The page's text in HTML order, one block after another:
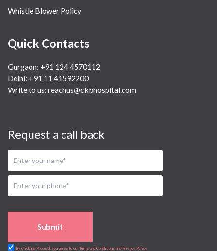
Whistle Blower Policy
Quick Contacts
Gurgaon: +91 124 4570112
Delhi: +91 11 41592200
Write to us: reachus@ckbhospital.com
Request a call back
Submit
By clicking Proceed, you agree to our Terms and Conditions and Privacy Policy